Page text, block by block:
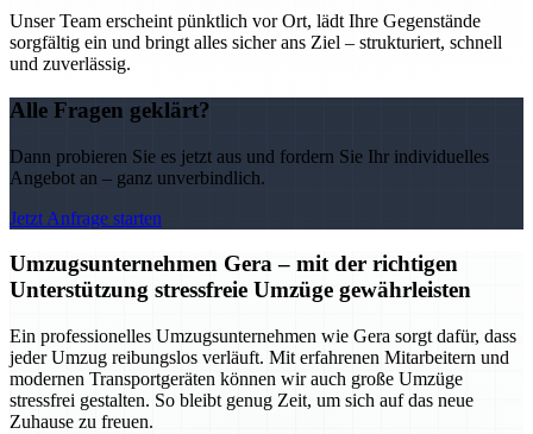
Unser Team erscheint pünktlich vor Ort, lädt Ihre Gegenstände
sorgfältig ein und bringt alles sicher ans Ziel – strukturiert, schnell
und zuverlässig.
Alle Fragen geklärt?
Dann probieren Sie es jetzt aus und fordern Sie Ihr individuelles
Angebot an – ganz unverbindlich.
Jetzt Anfrage starten
Umzugsunternehmen Gera – mit der richtigen
Unterstützung stressfreie Umzüge gewährleisten
Ein professionelles Umzugsunternehmen wie Gera sorgt dafür, dass
jeder Umzug reibungslos verläuft. Mit erfahrenen Mitarbeitern und
modernen Transportgeräten können wir auch große Umzüge
stressfrei gestalten. So bleibt genug Zeit, um sich auf das neue
Zuhause zu freuen.